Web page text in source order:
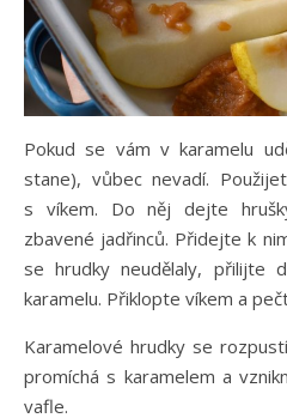
Pokud se vám v karamelu
stane), vůbec nevadí.
s víkem. Do něj dejte
zbavené jadřinců. Přidejte k
se hrudky neudělaly, přilijte
karamelu. Přiklopte víkem a
Karamelové hrudky se
promíchá s karamelem a
vafle.